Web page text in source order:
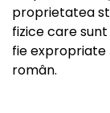
proprietatea
fizice care
fie
român.